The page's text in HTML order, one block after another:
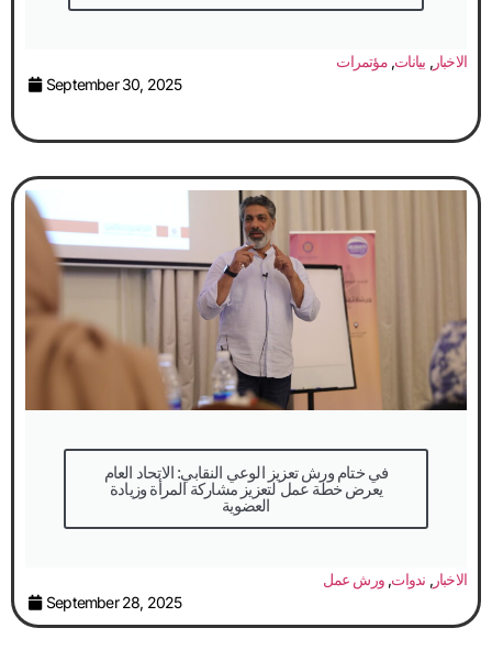
الاخبار, بيانات,مؤتمرات
September 30, 2025
في ختام ورش تعزيز الوعي النقابي: الاتحاد العام
يعرض خطة عمل لتعزيز مشاركة المرأة وزيادة
العضوية
الاخبار, ندوات,ورش عمل
September 28, 2025